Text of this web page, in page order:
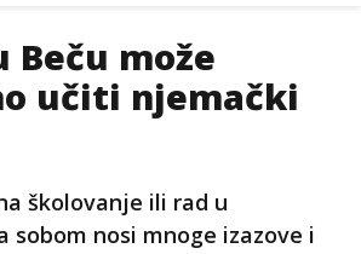
Beču može
učiti njemački
školovanje ili rad u
sobom nosi mnoge izazove i